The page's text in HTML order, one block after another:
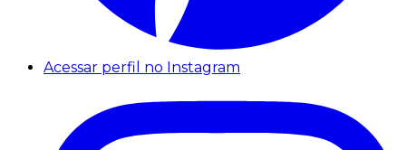
Acessar perfil no Instagram